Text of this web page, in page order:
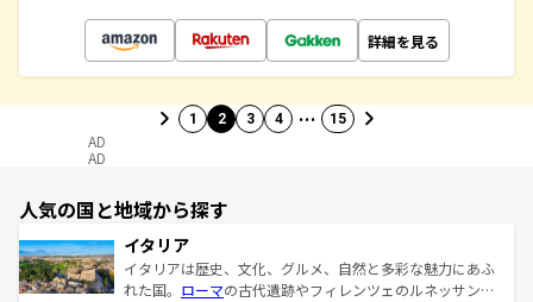
詳細を見る
1 2 3 4 … 15
AD
AD
人気の国と地域から探す
イタリア
イタリアは歴史、文化、グルメ、自然と多彩な魅力にあふ
れた国。 ローマの古代遺跡やフィレンツェのルネッサンス